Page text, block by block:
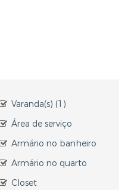
Varanda(s) (1)
Área de serviço
Armário no banheiro
Armário no quarto
Closet